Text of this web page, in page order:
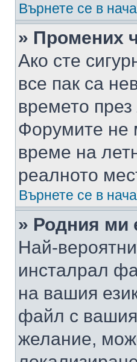
Върнете се в
» Промених
Ако сте
все пак са
времето през
Форумите не
време на
реалното
Върнете се в
» Родния ми
Най-
инсталрал
на вашия
файл с вашия
желание,